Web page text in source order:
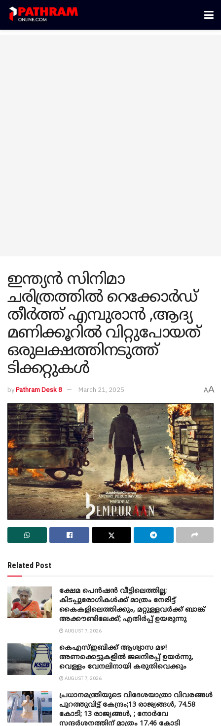
ഇന്ത്യൻ സിനിമാ
ചരിത്രത്തിൽ റെക്കോർഡ്
തീർത്ത് എമ്പുരാൻ ,ആദ്യ
മണിക്കൂറിൽ വിറ്റുപോയത്
ഒരുലക്ഷത്തിനടുത്ത്
ടിക്കറ്റുകൾ
byPathram Desk 8 March 21, 2025 AA
Related Post
ക്ഷേമ പെൻഷൻ വീട്ടിലെത്തില്ല;
കിടപ്പുരോഗികൾക്ക് മാത്രം നേരിട്ട്
കൈകളിലെത്തിക്കും, മറ്റുള്ളവർക്ക് ബാങ്ക്
അക്കൗണ്ടിലേക്ക്; എതിർപ്പ് ഉയരുന്നു
AUGUST 7, 2026
കെഎസ്ഇബിക്ക് ആശ്വാസ മഴ!
അണക്കെട്ടുകളിൽ ജലനിരപ്പ് ഉയർന്നു,
വെള്ളം വേനലിനായി കരുതിവെക്കും
AUGUST 7, 2026
പ്രധാനമന്ത്രിയുടെ വിദേശയാത്രാ വിവരങ്ങൾ
പുറത്തുവിട്ട് കേന്ദ്രം;13 രാജ്യങ്ങൾ, 74.58
കോടി; 13 രാജ്യങ്ങൾ, ; നോർവേ
സന്ദർശനത്തിന് മാത്രം 17.46 കോടി